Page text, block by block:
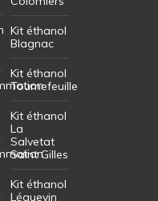
Kit éthanol
Blagnac
Kit éthanol
Tournefeuille
Kit éthanol
La
Salvetat
Saint Gilles
Kit éthanol
Léguevin